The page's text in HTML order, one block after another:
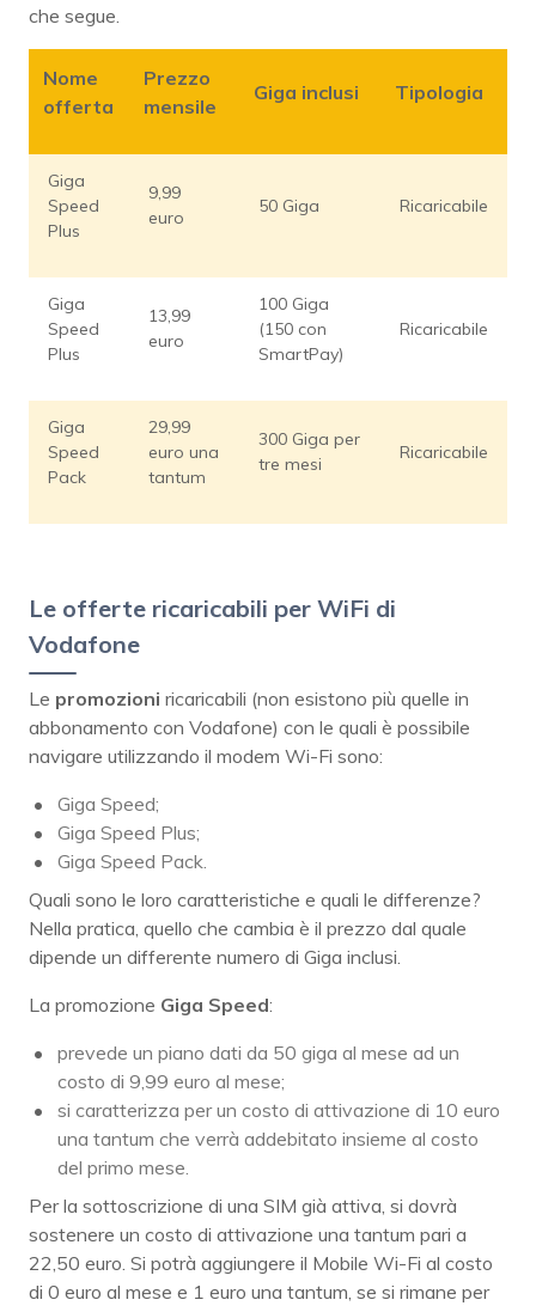
che segue.
Nome
offerta
Prezzo
mensile
Giga inclusi Tipologia
Giga
Speed
Plus
9,99
euro
50 Giga Ricaricabile
Giga
Speed
Plus
13,99
euro
100 Giga
(150 con
SmartPay)
Ricaricabile
Giga
Speed
Pack
29,99
euro una
tantum
300 Giga per
tre mesi
Ricaricabile
Le offerte ricaricabili per WiFi di
Vodafone
Le promozioni ricaricabili (non esistono più quelle in
abbonamento con Vodafone) con le quali è possibile
navigare utilizzando il modem Wi-Fi sono:
Giga Speed;
Giga Speed Plus;
Giga Speed Pack.
Quali sono le loro caratteristiche e quali le differenze?
Nella pratica, quello che cambia è il prezzo dal quale
dipende un differente numero di Giga inclusi.
La promozione Giga Speed:
prevede un piano dati da 50 giga al mese ad un
costo di 9,99 euro al mese;
si caratterizza per un costo di attivazione di 10 euro
una tantum che verrà addebitato insieme al costo
del primo mese.
Per la sottoscrizione di una SIM già attiva, si dovrà
sostenere un costo di attivazione una tantum pari a
22,50 euro. Si potrà aggiungere il Mobile Wi-Fi al costo
di 0 euro al mese e 1 euro una tantum, se si rimane per